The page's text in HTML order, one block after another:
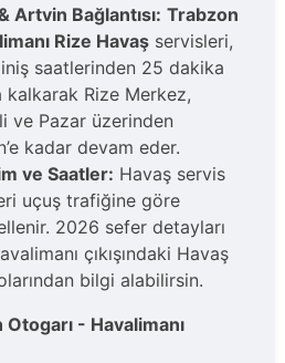
Artvin Bağlantısı: Trabzon
Rize Havaş servisleri,
saatlerinden 25 dakika
kalkarak Rize Merkez,
ve Pazar üzerinden
kadar devam eder.
ve Saatler: Havaş servis
uçuş trafiğine göre
2026 sefer detayları
çıkışındaki Havaş
bilgi alabilirsin.
- Havalimanı